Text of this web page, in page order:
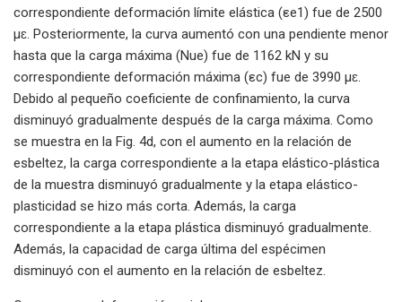
correspondiente deformación límite elástica (εe1) fue de 2500
µɛ. Posteriormente, la curva aumentó con una pendiente menor
hasta que la carga máxima (Nue) fue de 1162 kN y su
correspondiente deformación máxima (εc) fue de 3990 µɛ.
Debido al pequeño coeficiente de confinamiento, la curva
disminuyó gradualmente después de la carga máxima. Como
se muestra en la Fig. 4d, con el aumento en la relación de
esbeltez, la carga correspondiente a la etapa elástico-plástica
de la muestra disminuyó gradualmente y la etapa elástico-
plasticidad se hizo más corta. Además, la carga
correspondiente a la etapa plástica disminuyó gradualmente.
Además, la capacidad de carga última del espécimen
disminuyó con el aumento en la relación de esbeltez.